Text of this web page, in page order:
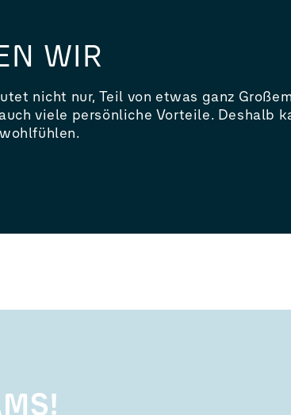
WIR
nicht nur, Teil von etwas ganz
viele persönliche Vorteile. Deshalb